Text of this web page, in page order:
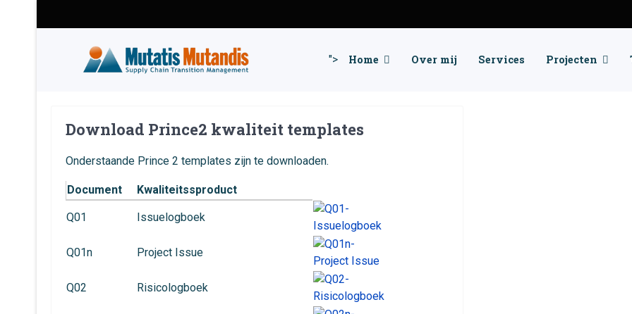
"> Home Over mij Services Projecten
Download Prince2 kwaliteit templates
Onderstaande Prince 2 templates zijn te downloaden.
Document Kwaliteitssproduct
Q01 Issuelogboek
Q01n Project Issue
Q02 Risicologboek